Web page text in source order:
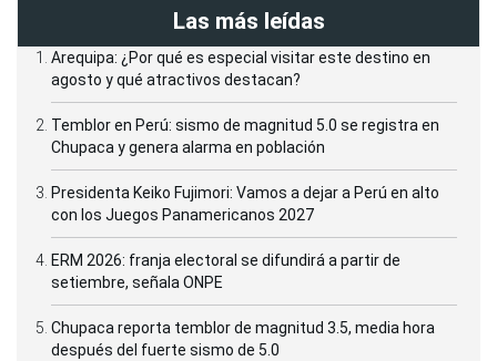
Las más leídas
Arequipa: ¿Por qué es especial visitar este destino en
agosto y qué atractivos destacan?
Temblor en Perú: sismo de magnitud 5.0 se registra en
Chupaca y genera alarma en población
Presidenta Keiko Fujimori: Vamos a dejar a Perú en alto
con los Juegos Panamericanos 2027
ERM 2026: franja electoral se difundirá a partir de
setiembre, señala ONPE
Chupaca reporta temblor de magnitud 3.5, media hora
después del fuerte sismo de 5.0